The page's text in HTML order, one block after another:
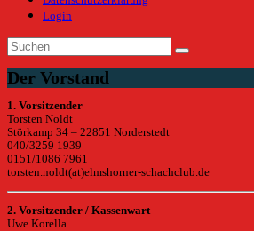
Login
Der Vorstand
1. Vorsitzender
Torsten Noldt
Störkamp 34 – 22851 Norderstedt
040/3259 1939
0151/1086 7961
torsten.noldt(at)elmshorner-schachclub.de
2. Vorsitzender / Kassenwart
Uwe Korella